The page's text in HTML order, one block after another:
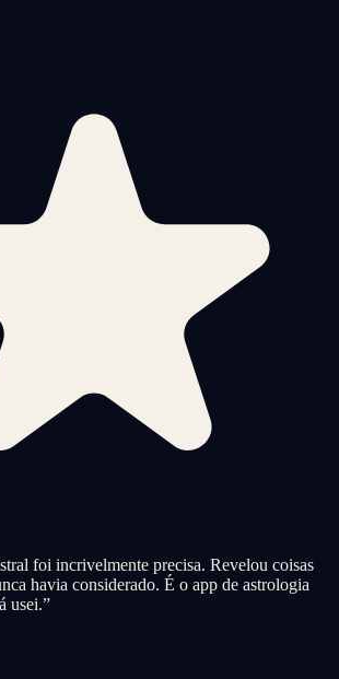
foi incrivelmente precisa. Revelou coisas
havia considerado. É o app de astrologia
usei.”